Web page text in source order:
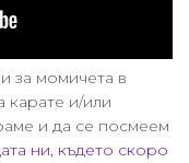
за момичета в
карате и/или
и да се посмеем
ни, където скоро